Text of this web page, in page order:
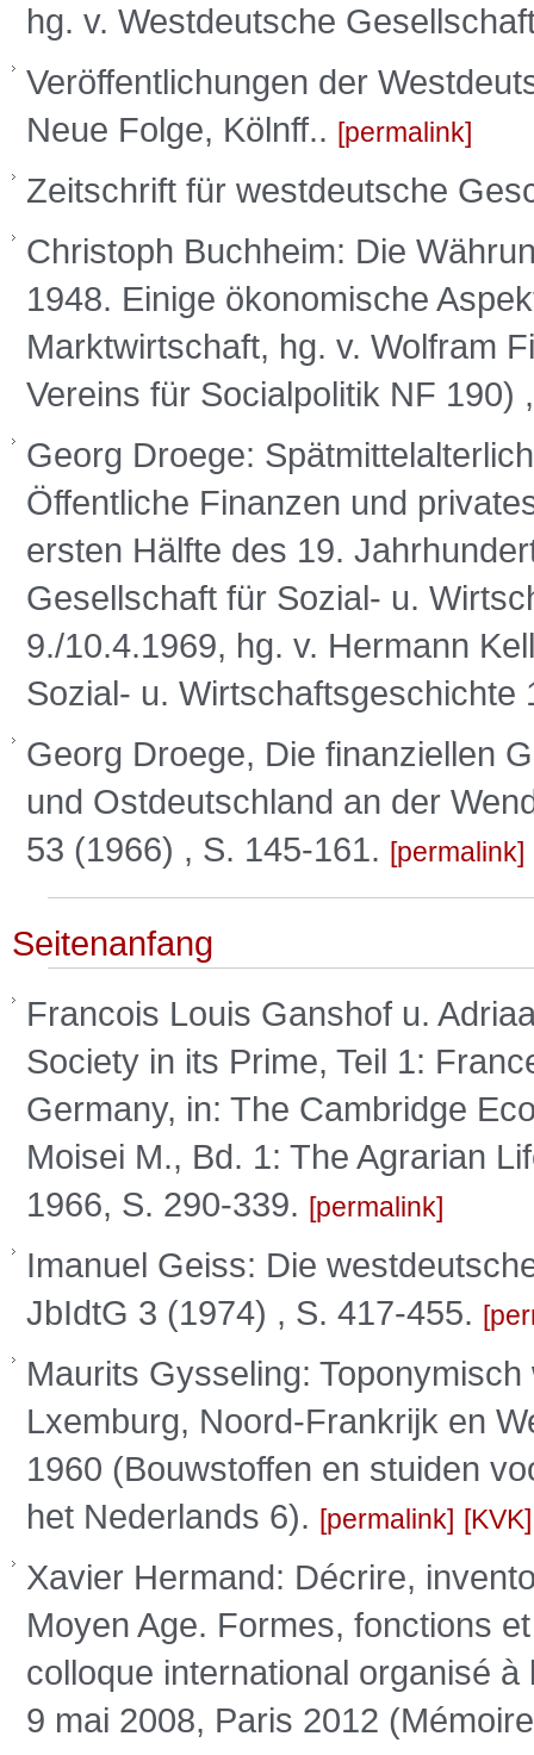
hg. v. Westdeutsche
Veröffentlichungen der
Neue Folge, Kölnff..
permalink
Zeitschrift für westdeutsche
Christoph Buchheim: Die
1948. Einige ökonomische
Marktwirtschaft, hg. v. Wolfram
Vereins für Socialpolitik NF
Georg Droege:
Öffentliche Finanzen und
ersten Hälfte des 19.
Gesellschaft für Sozial- u.
9./10.4.1969, hg. v. Hermann
Sozial- u.
Georg Droege, Die finanziellen
und Ostdeutschland an der
53 (1966) , S. 145-161.
permalink
Seitenanfang
Francois Louis Ganshof u.
Society in its Prime, Teil 1:
Germany, in: The Cambridge
Moisei M., Bd. 1: The Agrarian
1966, S. 290-339.
permalink
Imanuel Geiss: Die
JbIdtG 3 (1974) , S. 417-455.
Maurits Gysseling:
Lxemburg, Noord-Frankrijk en
1960 (Bouwstoffen en stuiden
het Nederlands 6).
permalink KVK
Xavier Hermand: Décrire,
Moyen Age. Formes, fonctions
colloque international organisé
9 mai 2008, Paris 2012